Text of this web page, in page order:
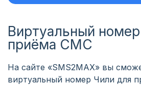
Виртуальный
приёма СМС
На сайте «SMS2MAX» вы
виртуальный номер Чили для